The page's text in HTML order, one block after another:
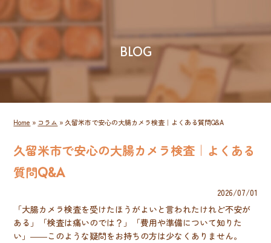
BLOG
Home » コラム » 久留米市で安心の大腸カメラ検査｜よくある質問Q&A
久留米市で安心の大腸カメラ検査｜よくある
質問Q&A
2026/07/01
「大腸カメラ検査を受けたほうがよいと言われたけれど不安が
ある」「検査は痛いのでは？」「費用や準備について知りた
い」――このような疑問をお持ちの方は少なくありません。